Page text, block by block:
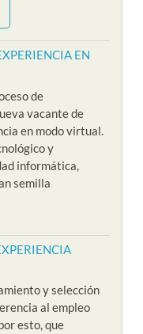
EN
de
vacante de
en modo virtual.
y
informática,
semilla
y selección
al empleo
esto, que